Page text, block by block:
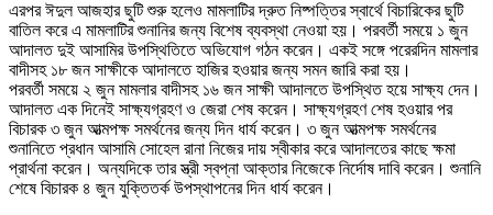
এরপর ঈদুল আজহার ছুটি শুরু হলেও মামলাটির দ্রুত নিষ্পত্তির স্বার্থে বিচারিকের ছুটি
বাতিল করে এ মামলাটির শুনানির জন্য বিশেষ ব্যবস্থা নেওয়া হয়। পরবর্তী সময়ে ১ জুন
আদালত দুই আসামির উপস্থিতিতে অভিযোগ গঠন করেন। একই সঙ্গে পরেরদিন মামলার
বাদীসহ ১৮ জন সাক্ষীকে আদালতে হাজির হওয়ার জন্য সমন জারি করা হয়।
পরবর্তী সময়ে ২ জুন মামলার বাদীসহ ১৬ জন সাক্ষী আদালতে উপস্থিত হয়ে সাক্ষ্য দেন।
আদালত এক দিনেই সাক্ষ্যগ্রহণ ও জেরা শেষ করেন। সাক্ষ্যগ্রহণ শেষ হওয়ার পর
বিচারক ৩ জুন আত্মপক্ষ সমর্থনের জন্য দিন ধার্য করেন। ৩ জুন আত্মপক্ষ সমর্থনের
শুনানিতে প্রধান আসামি সোহেল রানা নিজের দায় স্বীকার করে আদালতের কাছে ক্ষমা
প্রার্থনা করেন। অন্যদিকে তার স্ত্রী স্বপ্না আক্তার নিজেকে নির্দোষ দাবি করেন। শুনানি
শেষে বিচারক ৪ জুন যুক্তিতর্ক উপস্থাপনের দিন ধার্য করেন।